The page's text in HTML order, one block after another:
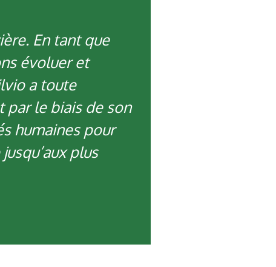
En tant que
évoluer et
a toute
par le biais de son
humaines pour
plus